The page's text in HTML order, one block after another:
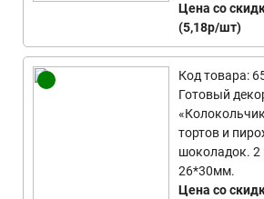
Цена со
(5,18р/шт)
Код товара:
Готовый
тортов и
шоколадок. 2
26*30мм.
Цена со